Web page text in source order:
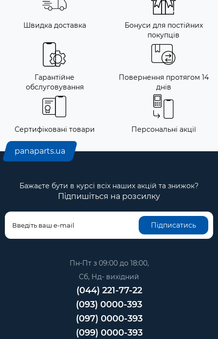
Швидка доставка
Бонуси для постійних
покупців
Гарантійне
обслуговування
Повернення протягом 14
днів
Сертифіковані товари Персональні акції
panaparts.ua
Бажаєте бути в курсі всіх наших акцій та знижок?
Підпишіться на розсилку
Підписатись
Пн-Пт з 09:00 до 18:00,
Сб, Нд- вихідний
(044) 221-77-22
(093) 0000-393
(097) 0000-393
(099) 0000-393